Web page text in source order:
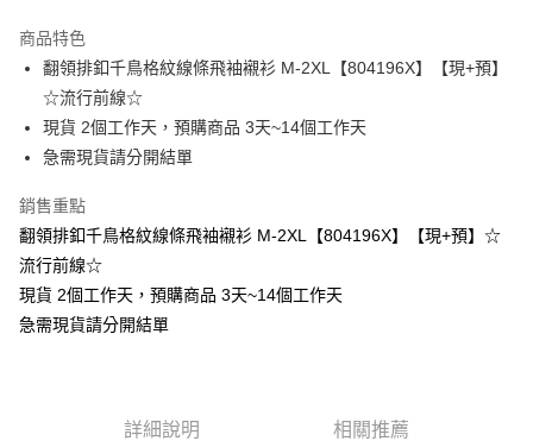
Apple Pay
街口支付
悠遊付
Google Pay
全支付
大哥付你分期
2.付款方式選擇「大哥付你分期」，訂單成立後會自動跳轉到大哥付的交易
商品特色
翻領排釦千鳥格紋線條飛袖襯衫 M-2XL【804196X】【現+預】
☆流行前線☆
現貨 2個工作天，預購商品 3天~14個工作天
急需現貨請分開結單
銷售重點
翻領排釦千鳥格紋線條飛袖襯衫 M-2XL【804196X】【現+預】☆
流行前線☆
現貨 2個工作天，預購商品 3天~14個工作天
急需現貨請分開結單
詳細說明 相關推薦